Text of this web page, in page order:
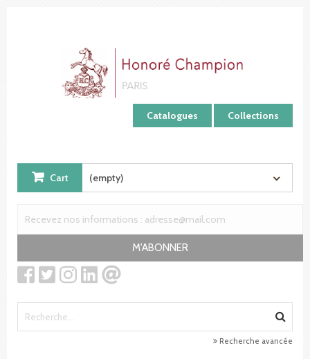
Catalogues Collections
Cart (empty)
M'ABONNER
Recherche avancée